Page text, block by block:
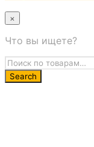
×
Что вы ищете?